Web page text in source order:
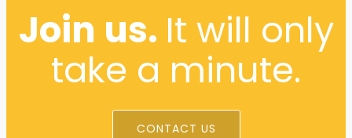
Join us. It will only
take a minute.
CONTACT US